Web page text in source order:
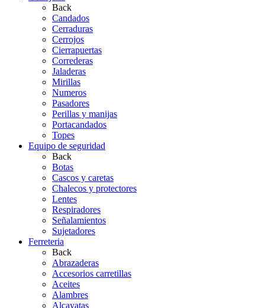
Back
Candados
Cerraduras
Cerrojos
Cierrapuertas
Correderas
Jaladeras
Mirillas
Numeros
Pasadores
Perillas y manijas
Portacandados
Topes
Equipo de seguridad
Back
Botas
Cascos y caretas
Chalecos y protectores
Lentes
Respiradores
Señalamientos
Sujetadores
Ferreteria
Back
Abrazaderas
Accesorios carretillas
Aceites
Alambres
Alcayatas